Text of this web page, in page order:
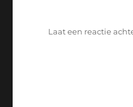
Laat een reactie